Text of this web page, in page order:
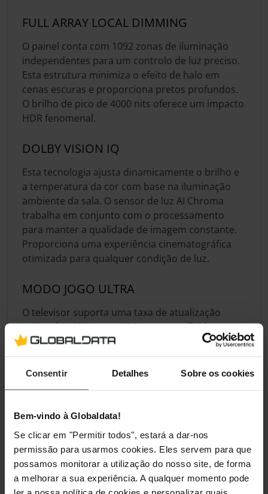
Consentir Detalhes Sobre os cookies
Bem-vindo à Globaldata!
Se clicar em "Permitir todos", estará a dar-nos
permissão para usarmos cookies. Eles servem para que
possamos monitorar a utilização do nosso site, de forma
a melhorar a sua experiência. A qualquer momento pode
ler a nossa política de cookies e personalizar quais
FULL ARRAY LOCAL DIMMING
O painel conta com 1092 zonas de iluminação
independentes para um controlo de luz preciso.
Esta estrutura minimiza o efeito de halo em
cenas escuras e proporciona pretos profundos.
O brilho de pico de 4000 nits oferece um impacto
HDR fenomenal.
DOLBY VISION IQ
Esta tecnologia ajusta dinamicamente o brilho e
a temperatura da cor com base na iluminação
ambiente da sala. O sensor de luz AI Chroma
trabalha em conjunto com o processamento
para manter a qualidade de imagem constante.
Proporciona uma experiência cinematográfica
otimizada para qualquer condição de luz.
MODO JOGO ULTRA
O televisor suporta uma taxa de atualização
nativa de 165 Hz com VRR para uma fluidez
extrema. O input lag reduzido para 15,5 ms
competitivos. A Game Bar integrada permite
Especificação
Ecrã